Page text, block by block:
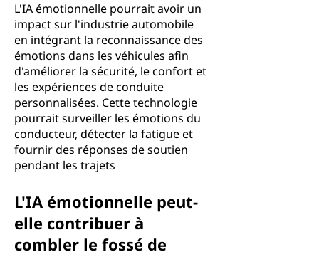
L'IA émotionnelle pourrait avoir un
impact sur l'industrie automobile
en intégrant la reconnaissance des
émotions dans les véhicules afin
d'améliorer la sécurité, le confort et
les expériences de conduite
personnalisées. Cette technologie
pourrait surveiller les émotions du
conducteur, détecter la fatigue et
fournir des réponses de soutien
pendant les trajets
L'IA émotionnelle peut-
elle contribuer à
combler le fossé de